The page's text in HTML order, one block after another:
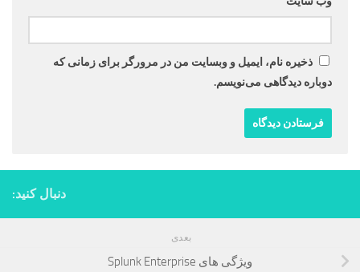
ذخیره نام، ایمیل و وبسایت من در مرورگر برای زمانی که
دوباره دیدگاهی می‌نویسم.
دنبال کنید:
بعدی
ویژگی های Splunk Enterprise